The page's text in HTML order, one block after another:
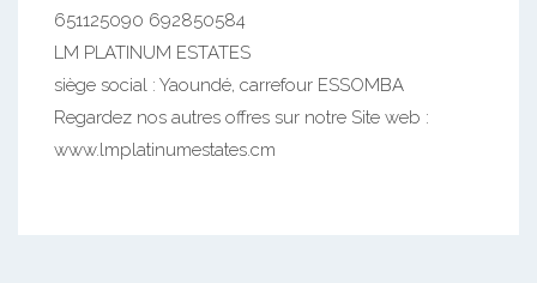
651125090 692850584
LM PLATINUM ESTATES
siège social : Yaoundé, carrefour ESSOMBA
Regardez nos autres offres sur notre Site web :
www.lmplatinumestates.cm